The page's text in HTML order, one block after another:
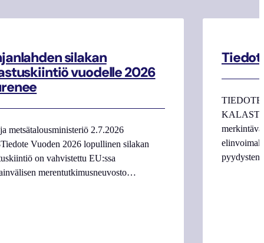
silakan
vuodelle 2026
metsätalousministeriö 2.7.2026
Vuoden 2026 lopullinen silakan
on vahvistettu EU:ssa
merentutkimusneuvosto…
pyydysten